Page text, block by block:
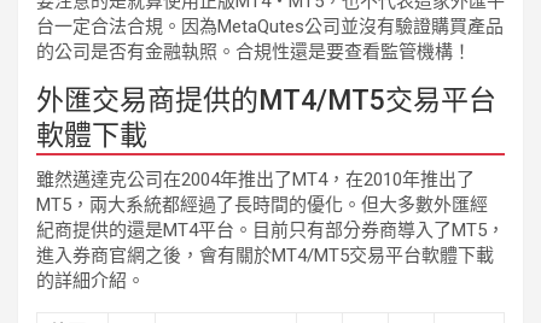
台一定合法合規。因為MetaQutes公司並沒有驗證購買產品
的公司是否有金融執照。合規性還是要查看監管機構！
外匯交易商提供的MT4/MT5交易平台
軟體下載
雖然邁達克公司在2004年推出了MT4，在2010年推出了
MT5，兩大系統都經過了長時間的優化。但大多數外匯經
紀商提供的還是MT4平台。目前只有部分券商導入了MT5，
進入券商官網之後，會有關於MT4/MT5交易平台軟體下載
的詳細介紹。